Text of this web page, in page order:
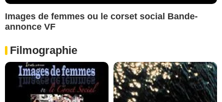
Images de femmes ou le corset social Bande-
annonce VF
Filmographie